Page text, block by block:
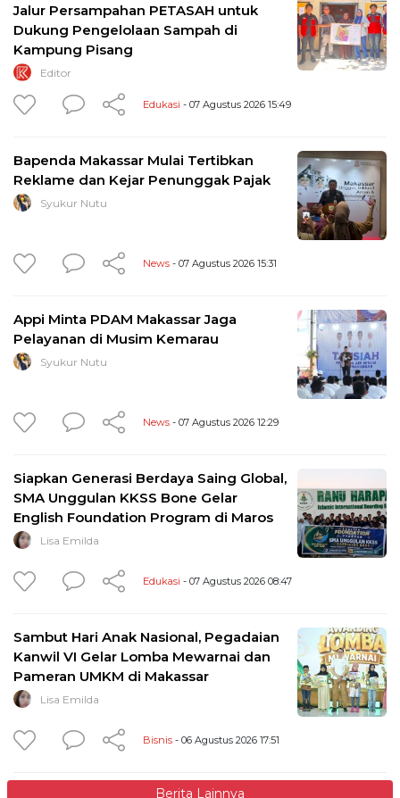
Jalur Persampahan PETASAH untuk
Dukung Pengelolaan Sampah di
Kampung Pisang
Editor
Edukasi - 07 Agustus 2026 15:49
Bapenda Makassar Mulai Tertibkan
Reklame dan Kejar Penunggak Pajak
Syukur Nutu
News - 07 Agustus 2026 15:31
Appi Minta PDAM Makassar Jaga
Pelayanan di Musim Kemarau
Syukur Nutu
News - 07 Agustus 2026 12:29
Siapkan Generasi Berdaya Saing Global,
SMA Unggulan KKSS Bone Gelar
English Foundation Program di Maros
Lisa Emilda
Edukasi - 07 Agustus 2026 08:47
Sambut Hari Anak Nasional, Pegadaian
Kanwil VI Gelar Lomba Mewarnai dan
Pameran UMKM di Makassar
Lisa Emilda
Bisnis - 06 Agustus 2026 17:51
Berita Lainnya